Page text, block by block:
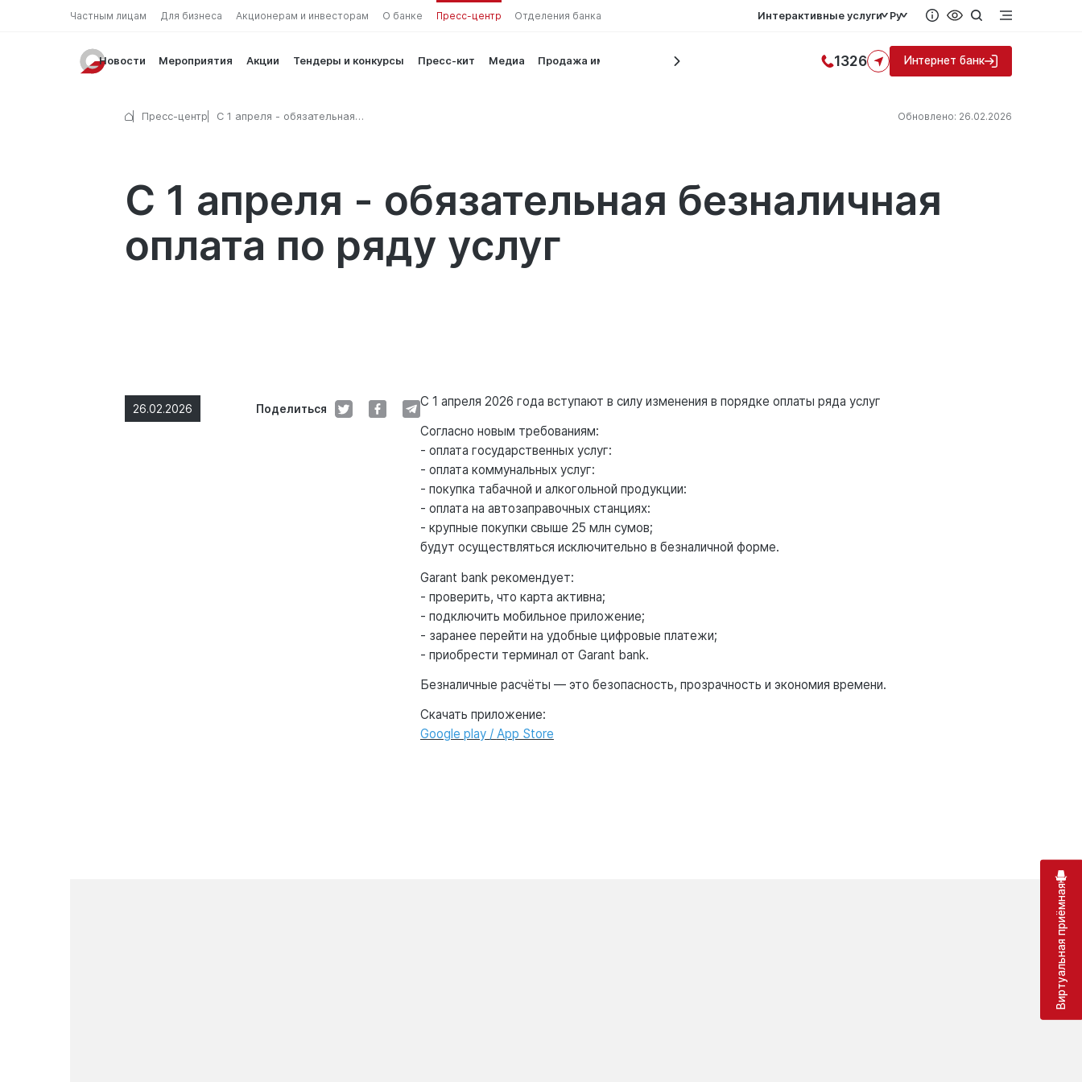
Частным лицам Для бизнеса Акционерам и инвесторам О банке Пресс-центр Отделения банка Интерактивные услуги Ру
Новости Мероприятия Акции Тендеры и конкурсы Пресс-кит Медиа Продажа имущества 1326 Интернет банк
Пресс-центр
С 1 апреля - обязательная
Обновлено: 26.02.2026
С 1 апреля - обязательная безналичная
оплата по ряду услуг
26.02.2026 Поделиться
С 1 апреля 2026 года вступают в силу изменения в порядке оплаты ряда услуг
Согласно новым требованиям:
- оплата государственных услуг:
- оплата коммунальных услуг:
- покупка табачной и алкогольной продукции:
- оплата на автозаправочных станциях:
- крупные покупки свыше 25 млн сумов;
будут осуществляться исключительно в безналичной форме.
Garant bank рекомендует:
- проверить, что карта активна;
- подключить мобильное приложение;
- заранее перейти на удобные цифровые платежи;
- приобрести терминал от Garant bank.
Безналичные расчёты — это безопасность, прозрачность и экономия времени.
Скачать приложение:
Google play/ App Store
Виртуальная приёмная